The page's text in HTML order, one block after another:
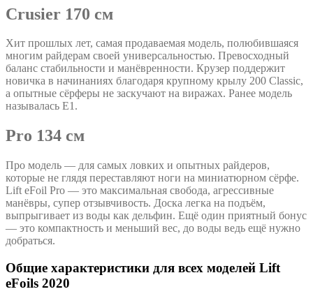
Crusier 170 см
Хит прошлых лет, самая продаваемая модель, полюбившаяся
многим райдерам своей универсальностью. Превосходный
баланс стабильности и манёвренности. Крузер поддержит
новичка в начинаниях благодаря крупному крылу 200 Classic,
а опытные сёрферы не заскучают на виражах. Ранее модель
называлась E1.
Pro 134 см
Про модель — для самых ловких и опытных райдеров,
которые не глядя переставляют ноги на миниатюрном сёрфе.
Lift eFoil Pro — это максимальная свобода, агрессивные
манёвры, супер отзывчивость. Доска легка на подъём,
выпрыгивает из воды как дельфин. Ещё один приятный бонус
— это компактность и меньший вес, до воды ведь ещё нужно
добраться.
Общие характеристики для всех моделей Lift
eFoils 2020